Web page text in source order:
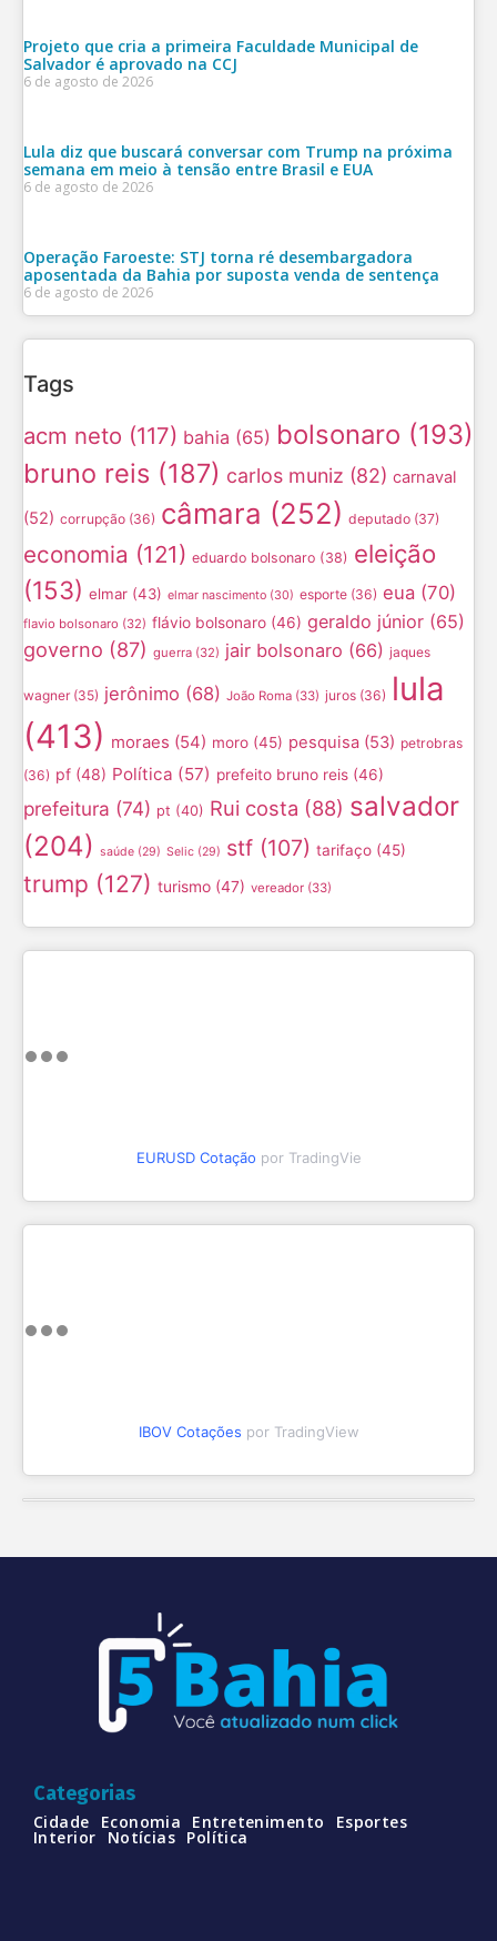
Projeto que cria a primeira Faculdade Municipal de
Salvador é aprovado na CCJ
6 de agosto de 2026
Lula diz que buscará conversar com Trump na próxima
semana em meio à tensão entre Brasil e EUA
6 de agosto de 2026
Operação Faroeste: STJ torna ré desembargadora
aposentada da Bahia por suposta venda de sentença
6 de agosto de 2026
Tags
acm neto (117) bahia (65) bolsonaro (193)
bruno reis (187) carlos muniz (82) carnaval
(52) corrupção (36) câmara (252) deputado (37)
economia (121) eduardo bolsonaro (38) eleição
(153) elmar (43) elmar nascimento (30) esporte (36) eua (70)
flavio bolsonaro (32) flávio bolsonaro (46) geraldo júnior (65)
governo (87) guerra (32) jair bolsonaro (66) jaques
wagner(35) jerônimo (68) João Roma (33) juros (36) lula
(413) moraes (54) moro (45) pesquisa (53) petrobras
(36) pf (48) Política (57) prefeito bruno reis (46)
prefeitura (74) pt (40) Rui costa (88) salvador
(204) saúde (29) Selic (29) stf (107) tarifaço (45)
trump (127) turismo (47) vereador (33)
EURUSD Cotação por TradingVie
IBOV Cotações por TradingView
Categorias
Cidade Economia Entretenimento Esportes
Interior Notícias Política